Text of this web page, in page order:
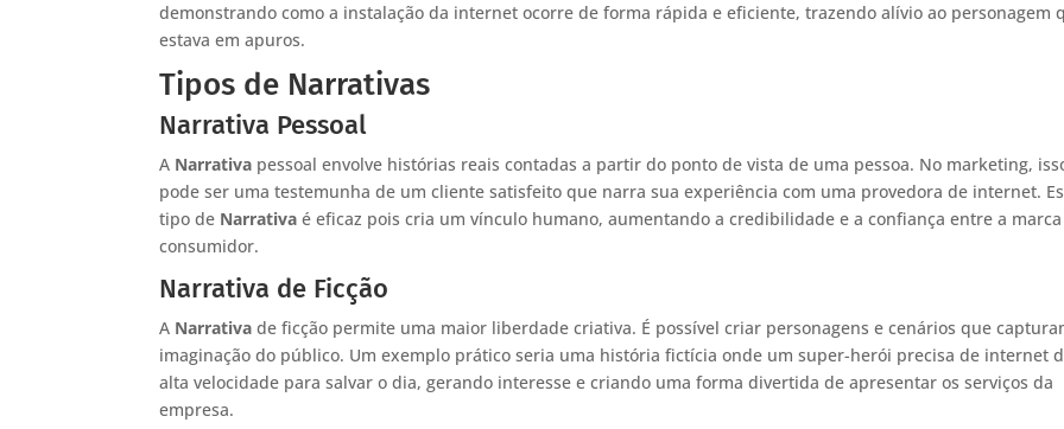
demonstrando como a instalação da internet ocorre de forma rápida e eficiente, trazendo alívio ao personagem
estava em apuros.
Tipos de Narrativas
Narrativa Pessoal
A Narrativa pessoal envolve histórias reais contadas a partir do ponto de vista de uma pessoa. No marketing,
pode ser uma testemunha de um cliente satisfeito que narra sua experiência com uma provedora de internet.
tipo de Narrativa é eficaz pois cria um vínculo humano, aumentando a credibilidade e a confiança entre a
consumidor.
Narrativa de Ficção
A Narrativa de ficção permite uma maior liberdade criativa. É possível criar personagens e cenários que
imaginação do público. Um exemplo prático seria uma história fictícia onde um super-herói precisa de internet
alta velocidade para salvar o dia, gerando interesse e criando uma forma divertida de apresentar os serviços da
empresa.